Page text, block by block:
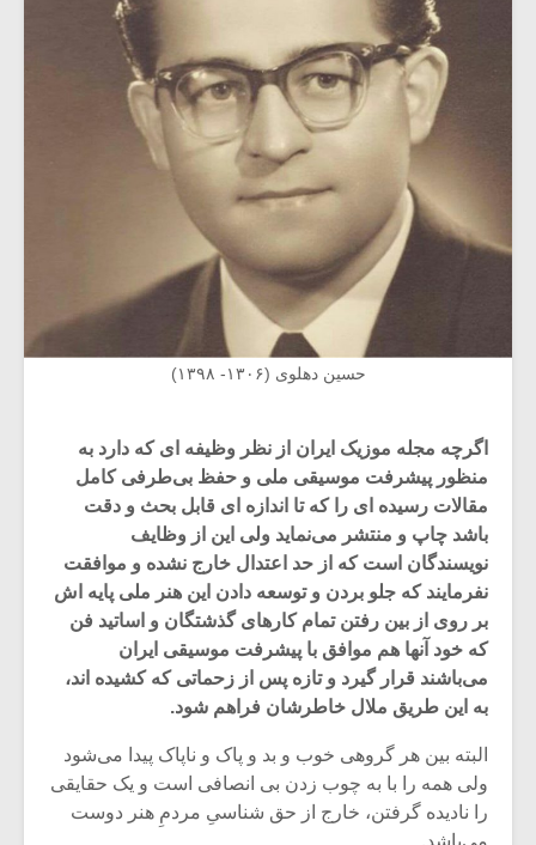
حسین دهلوی (۱۳۰۶- ۱۳۹۸)
اگرچه مجله موزیک ایران از نظر وظیفه ای که دارد به
منظور پیشرفت موسیقی ملی و حفظ بی‌طرفی کامل
مقالات رسیده ای را که تا اندازه ای قابل بحث و دقت
باشد چاپ و منتشر می‌نماید ولی این از وظایف
نویسندگان است که از حد اعتدال خارج نشده و موافقت
نفرمایند که جلو بردن و توسعه دادن این هنر ملی پایه اش
بر روی از بین رفتن تمام کارهای گذشتگان و اساتید فن
که خود آنها هم موافق با پیشرفت موسیقی ایران
می‌باشند قرار گیرد و تازه پس از زحماتی که کشیده اند،
به این طریق ملال خاطرشان فراهم شود.
البته بین هر گروهی خوب و بد و پاک و ناپاک پیدا می‌شود
ولی همه را با به چوب زدن بی انصافی است و یک حقایقی
را نادیده گرفتن، خارج از حق شناسیِ مردمِ هنر دوست
می‌باشد.